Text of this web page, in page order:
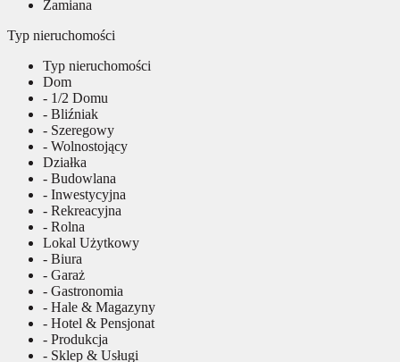
Zamiana
Typ nieruchomości
Typ nieruchomości
Dom
- 1/2 Domu
- Bliźniak
- Szeregowy
- Wolnostojący
Działka
- Budowlana
- Inwestycyjna
- Rekreacyjna
- Rolna
Lokal Użytkowy
- Biura
- Garaż
- Gastronomia
- Hale & Magazyny
- Hotel & Pensjonat
- Produkcja
- Sklep & Usługi